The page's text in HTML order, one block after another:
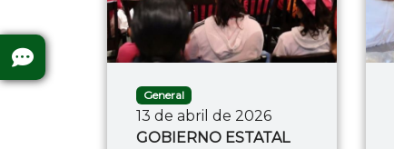
General
13 de abril de 2026
GOBIERNO ESTATAL